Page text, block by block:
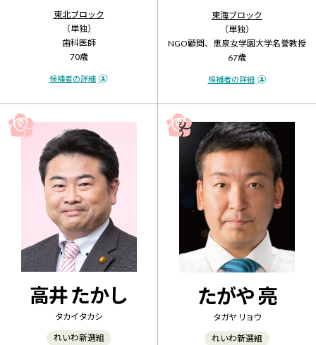
東北ブロック
（単独）
歯科医師
70歳
候補者の詳細
東海ブロック
（単独）
NGO顧問、恵泉女学園大学名誉教授
67歳
候補者の詳細
高井 たかし
タカイ タカシ
れいわ新選組
たがや 亮
タガヤ リョウ
れいわ新選組